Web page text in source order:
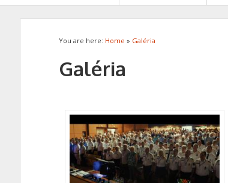
You are here: Home » Galéria
Galéria